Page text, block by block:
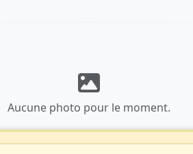
Aucune photo pour le moment.